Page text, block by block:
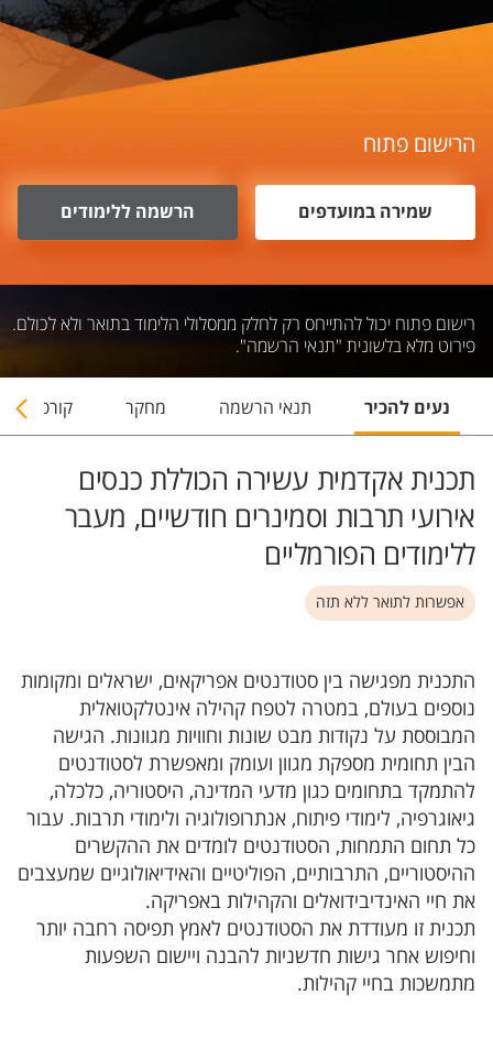
הרישום פתוח
שמירה במועדפים הרשמה ללימודים
רישום פתוח יכול להתייחס רק לחלק ממסלולי הלימוד בתואר ולא לכולם.
פירוט מלא בלשונית "תנאי הרשמה".
נעים להכיר תנאי הרשמה מחקר קורסים
תכנית אקדמית עשירה הכוללת כנסים
אירועי תרבות וסמינרים חודשיים, מעבר
ללימודים הפורמליים
אפשרות לתואר ללא תזה
התכנית מפגישה בין סטודנטים אפריקאים, ישראלים ומקומות
נוספים בעולם, במטרה לטפח קהילה אינטלקטואלית
המבוססת על נקודות מבט שונות וחוויות מגוונות. הגישה
הבין תחומית מספקת מגוון ועומק ומאפשרת לסטודנטים
להתמקד בתחומים כגון מדעי המדינה, היסטוריה, כלכלה,
גיאוגרפיה, לימודי פיתוח, אנתרופולוגיה ולימודי תרבות. עבור
כל תחום התמחות, הסטודנטים לומדים את ההקשרים
ההיסטוריים, התרבותיים, הפוליטיים והאידיאולוגיים שמעצבים
את חיי האינדיבידואלים והקהילות באפריקה.
תכנית זו מעודדת את הסטודנטים לאמץ תפיסה רחבה יותר
וחיפוש אחר גישות חדשניות להבנה ויישום השפעות
מתמשכות בחיי קהילות.